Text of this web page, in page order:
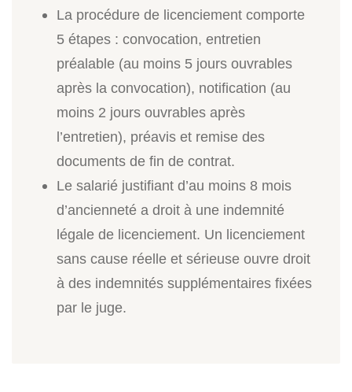
La procédure de licenciement comporte
5 étapes : convocation, entretien
préalable (au moins 5 jours ouvrables
après la convocation), notification (au
moins 2 jours ouvrables après
l’entretien), préavis et remise des
documents de fin de contrat.
Le salarié justifiant d’au moins 8 mois
d’ancienneté a droit à une indemnité
légale de licenciement. Un licenciement
sans cause réelle et sérieuse ouvre droit
à des indemnités supplémentaires fixées
par le juge.